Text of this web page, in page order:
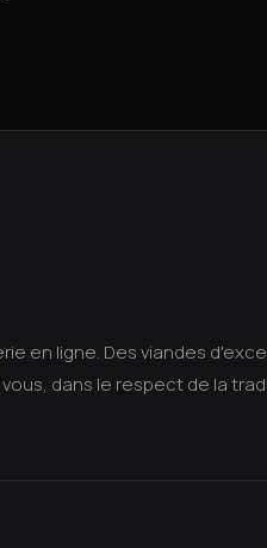
en ligne. Des viandes
dans le respect de la